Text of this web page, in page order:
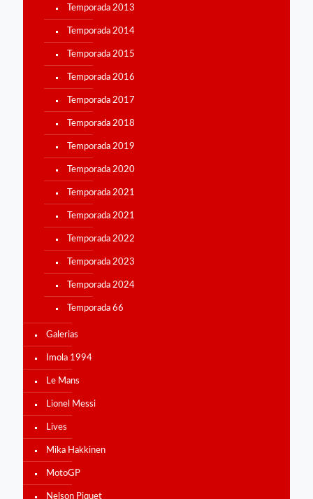
Temporada 2013
Temporada 2014
Temporada 2015
Temporada 2016
Temporada 2017
Temporada 2018
Temporada 2019
Temporada 2020
Temporada 2021
Temporada 2021
Temporada 2022
Temporada 2023
Temporada 2024
Temporada 66
Galerias
Imola 1994
Le Mans
Lionel Messi
Lives
Mika Hakkinen
MotoGP
Nelson Piquet